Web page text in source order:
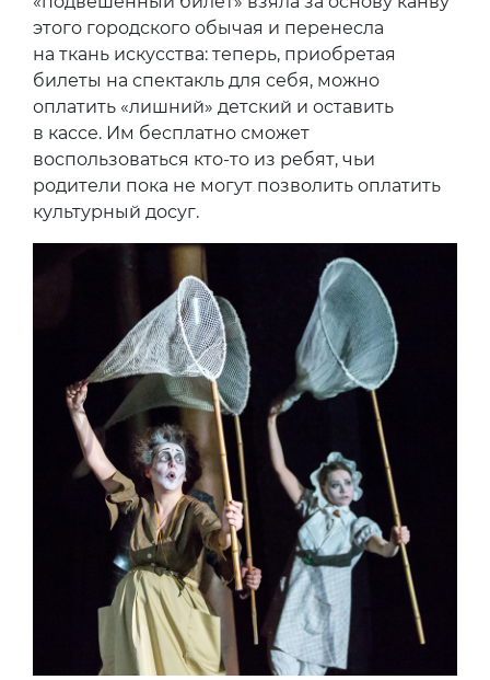
этого городского обычая и перенесла
на ткань искусства: теперь, приобретая
билеты на спектакль для себя, можно
оплатить «лишний» детский и оставить
в кассе. Им бесплатно сможет
воспользоваться кто-то из ребят, чьи
родители пока не могут позволить оплатить
культурный досуг.